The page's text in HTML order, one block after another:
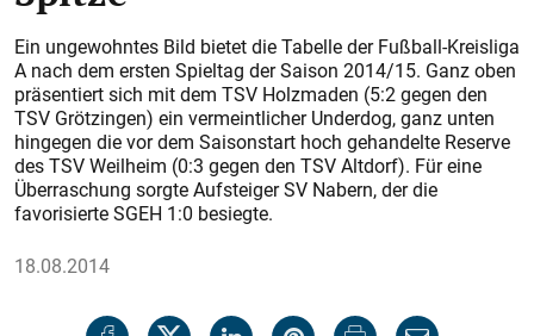
Ein ungewohntes Bild bietet die Tabelle der Fußball-Kreisliga
A nach dem ersten Spieltag der Saison 2014/15. Ganz oben
präsentiert sich mit dem TSV Holzmaden (5:2 gegen den
TSV Grötzingen) ein vermeintlicher Underdog, ganz unten
hingegen die vor dem Saisonstart hoch gehandelte Reserve
des TSV Weilheim (0:3 gegen den TSV Altdorf). Für eine
Überraschung sorgte Aufsteiger SV Nabern, der die
favorisierte SGEH 1:0 besiegte.
18.08.2014